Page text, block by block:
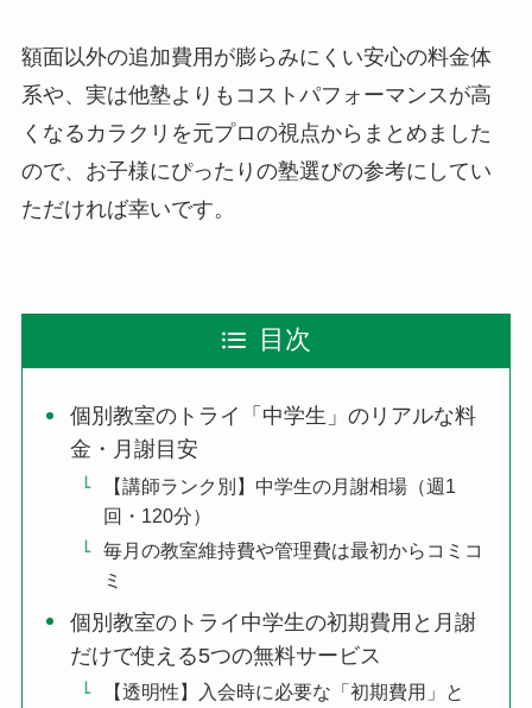
額面以外の追加費用が膨らみにくい安心の料金体
系や、実は他塾よりもコストパフォーマンスが高
くなるカラクリを元プロの視点からまとめました
ので、お子様にぴったりの塾選びの参考にしてい
ただければ幸いです。
目次
個別教室のトライ「中学生」のリアルな料
金・月謝目安
【講師ランク別】中学生の月謝相場（週1
回・120分）
毎月の教室維持費や管理費は最初からコミコ
ミ
個別教室のトライ中学生の初期費用と月謝
だけで使える5つの無料サービス
【透明性】入会時に必要な「初期費用」と